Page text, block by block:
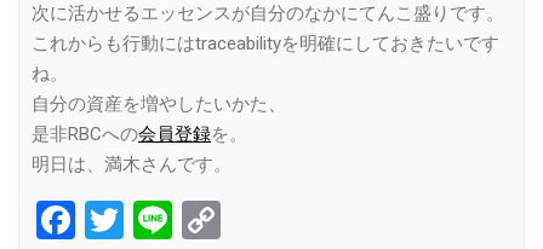
次に活かせるエッセンスが自分のなかにてんこ盛りです。
これからも行動にはtraceabilityを明確にしておきたいです
ね。
自分の資産を増やしたいかた、
是非RBCへの会員登録を。
明日は、満木さんです。
Facebook
Twitter
Line